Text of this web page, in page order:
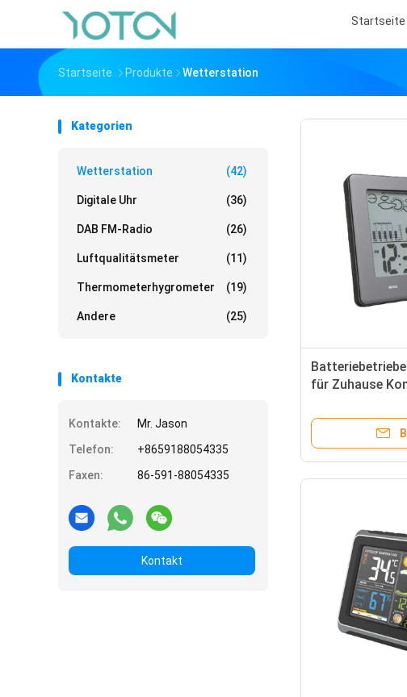
Startseite
Startseite Produkte Wetterstation
Kategorien
Wetterstation (42)
Digitale Uhr (36)
DAB FM-Radio (26)
Luftqualitätsmeter (11)
Thermometerhygrometer (19)
Andere (25)
Kontakte
Kontakte:
Mr. Jason
Telefon:
+8659188054335
Faxen:
86-591-88054335
Kontakt
für Zuhause